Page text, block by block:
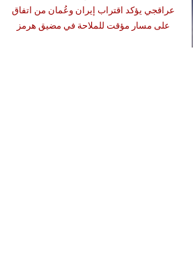
عراقجي يؤكد اقتراب إيران وعُمان من اتفاق
على مسار مؤقت للملاحة في مضيق هرمز